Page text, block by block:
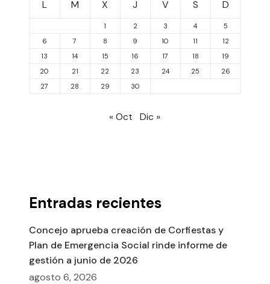
L M X J V S D
1 2 3 4
5
6
7 8 9 10 11
12
13
14 15 16 17 18
19
20
21 22 23 24 25
26
27
28 29 30
« Oct Dic »
Entradas recientes
Concejo aprueba creación de Corfiestas y
Plan de Emergencia Social rinde informe de
gestión a junio de 2026
agosto 6, 2026